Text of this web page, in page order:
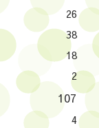
26
38
18
2
107
4